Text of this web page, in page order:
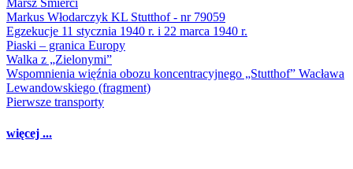
Marsz Śmierci
Markus Włodarczyk KL Stutthof - nr 79059
Egzekucje 11 stycznia 1940 r. i 22 marca 1940 r.
Piaski – granica Europy
Walka z „Zielonymi”
Wspomnienia więźnia obozu koncentracyjnego „Stutthof” Wacława
Lewandowskiego (fragment)
Pierwsze transporty
więcej ...